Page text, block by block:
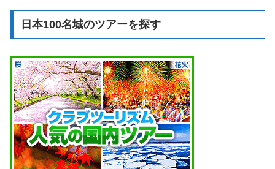
日本100名城のツアーを探す